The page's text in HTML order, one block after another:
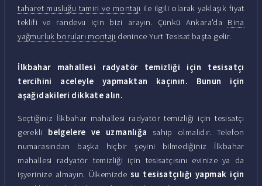
taharet musluğu tamiri ve montajı ile ilgili olarak yaklaşık fiyat
teklifi ve randevu için bizi arayın. Çünkü Ankara'da Bina
yağmurluk boruları montajı denince Yurt Tesisat başta gelir.
İlkbahar mahallesi radyatör temizliği için tesisatçı
tercihini aceleyle yapmaktan kaçının. Bunun için
aşağıdakileri dikkate alın.
Seçtiğiniz İlkbahar mahallesi radyatör temizliği için tesisatçı
gerekli belgelere ve uzmanlığa sahip olmalıdır. Telefon
numarasından başka hiçbir şeyini bilmediğiniz İlkbahar
mahallesi radyatör temizliği için tesisatçısını evinize ya da
işyerinize almayın. Ülkemizde su tesisatçılığı yapmak için